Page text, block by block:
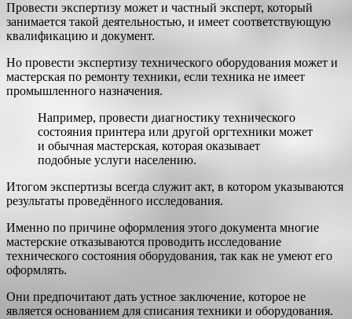
Провести экспертизу может и частный эксперт, который
занимается такой деятельностью, и имеет соответствующую
квалификацию и документ.
Но провести экспертизу технического оборудования может и
мастерская по ремонту техники, если техника не имеет
промышленного назначения.
Например, провести диагностику технического
состояния принтера или другой оргтехники может
и обычная мастерская, которая оказывает
подобные услуги населению.
Итогом экспертизы всегда служит акт, в котором указываются
результаты проведённого исследования.
Именно по причине оформления этого документа многие
мастерские отказываются проводить исследование
технического состояния оборудования, так как не умеют его
оформлять.
Они предпочитают дать устное заключение, которое не
является основанием для списания техники и оборудования.